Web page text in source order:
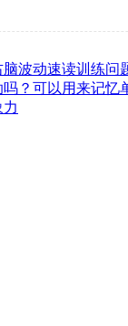
波动速读训练问
？可以用来记忆